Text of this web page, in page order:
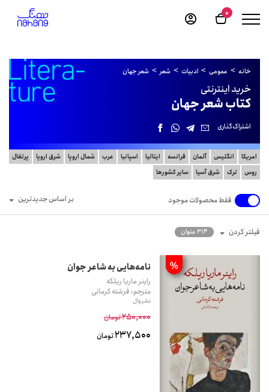
0
خانه عمومی ادبیات شعر شعر جهان
خرید اینترنتی
کتاب شعر جهان
اشتراک‌گذاری
امریکا انگلیس آلمان فرانسه ایتالیا اسپانیا عرب شمال اروپا شرق اروپا
پرتغال
روس
ترک شرق آسیا سایر کشورها
فقط محصولات موجود بر اساس جدیدترین
فیلتر کردن 314 عنوان
% نامه‌هایی به شاعر جوان
راینر ماریا ریلکه
مترجم: فرشته کرمانی
نشر وال
250,000تومان
237,500تومان